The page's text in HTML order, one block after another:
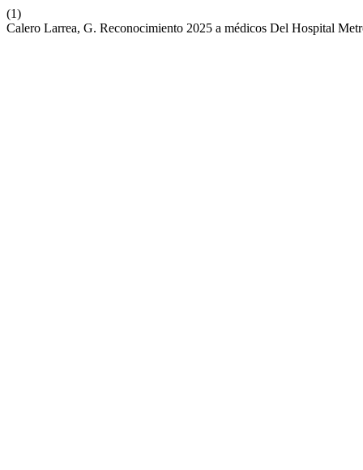
(1)
Calero Larrea, G. Reconocimiento 2025 a médicos Del Hospital